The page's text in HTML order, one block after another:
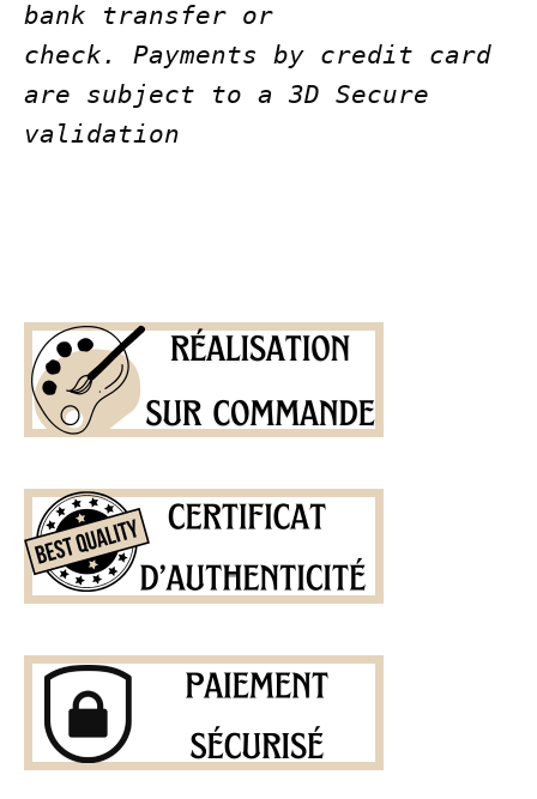
bank transfer or
check. Payments by credit card
are subject to a 3D Secure
validation